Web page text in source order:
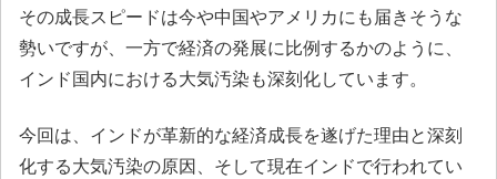
その成長スピードは今や中国やアメリカにも届きそうな
勢いですが、一方で経済の発展に比例するかのように、
インド国内における大気汚染も深刻化しています。
今回は、インドが革新的な経済成長を遂げた理由と深刻
化する大気汚染の原因、そして現在インドで行われてい